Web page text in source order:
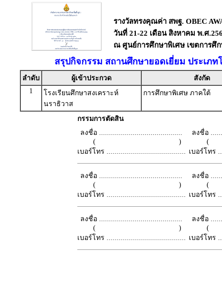
รางวัลทรงคุณค่า สพฐ. OBEC
วันที่ 21-22 เดือน สิงหาคม พ.ศ
ณ ศูนย์การศึกษาพิเศษ เขตการศึก
สรุปกิจกรรม สถานศึกษายอดเยี่ยม ประเภท
ลำดับ ผู้เข้าประกวด
สังกัด
1
โรงเรียนศึกษาสงเคราะห์
นราธิวาส
การศึกษาพิเศษ ภาคใต้
กรรมการตัดสิน
ลงชื่อ ..........................................
( )
เบอร์โทร ........................................
ลงชื่อ
เบอร์โทร
ลงชื่อ ..........................................
( )
เบอร์โทร ........................................
ลงชื่อ
เบอร์โทร
ลงชื่อ ..........................................
( )
เบอร์โทร ........................................
ลงชื่อ
เบอร์โทร